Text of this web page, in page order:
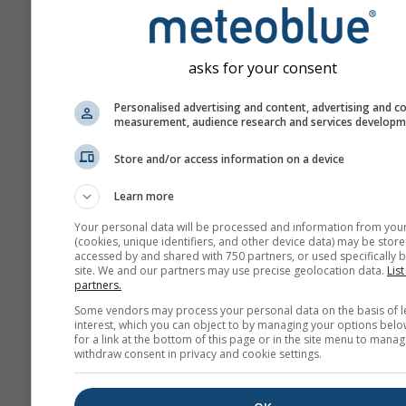
Prędkość wiatru między
(10–21 kn). Przy takiej
lepszej koordynacji, aby
uszkodzeniom i
Znacząca wysokość fali:
załamywać w pewnych
Wiatr
Wiatr stanowi główną siłę
jachtu żaglowego i dlatego
bierze pod uwagę.
Zbyt mały wiatr (lub jego
żeglarzy do użycia silnika
nieprzyjemnego
asks for your consent
Personalised advertising and content, advertising and
measurement, audience research and services
Store and/or access information on a device
Learn more
Your personal data will be processed and information from
(cookies, unique identifiers, and other device data) may be
accessed by and shared with 750 partners, or used specifically
site. We and our partners may use precise geolocation data.
partners.
Some vendors may process your personal data on the basis of
interest, which you can object to by managing your options
for a link at the bottom of this page or in the site menu to
withdraw consent in privacy and cookie settings.